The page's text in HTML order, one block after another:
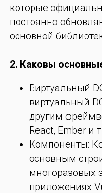
которые
постоянно
основной
2. Каковы
Виртуальный
виртуальный
другим
React, Ember и
Компоненты:
основным
многоразовых
приложениях